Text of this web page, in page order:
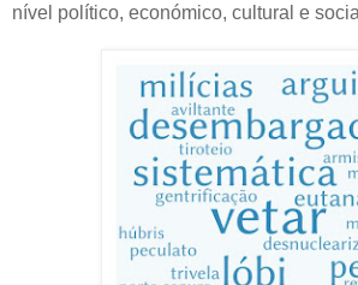
nível político, económico, cultural e